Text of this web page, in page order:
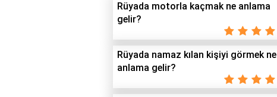
Rüyada motorla kaçmak ne anlama
gelir?
Rüyada namaz kılan kişiyi görmek ne
anlama gelir?